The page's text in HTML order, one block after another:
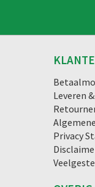
Leveren
Privacy